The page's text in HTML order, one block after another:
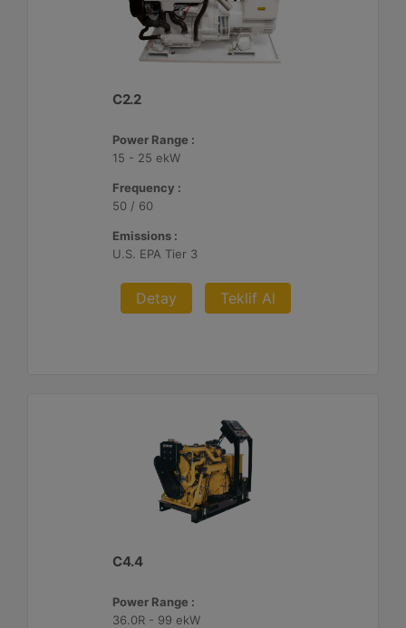
C2.2
Power Range :
15 - 25 ekW
Frequency :
50 / 60
Emissions :
U.S. EPA Tier 3
Detay Teklif Al
C4.4
Power Range :
36.0R - 99 ekW